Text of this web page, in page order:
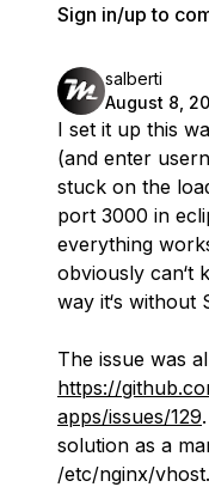
Sign in/up to
salberti
August 8,
I set it up this
(and enter
stuck on the
port 3000 in
everything
obviously can‘t
way it‘s without
The issue was
https://
apps/issues/129
solution as a
/etc/nginx/